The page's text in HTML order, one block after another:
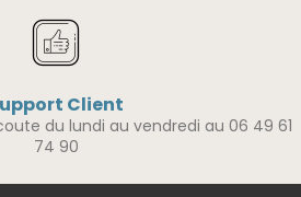
Client
du lundi au vendredi au 06 49 61
74 90